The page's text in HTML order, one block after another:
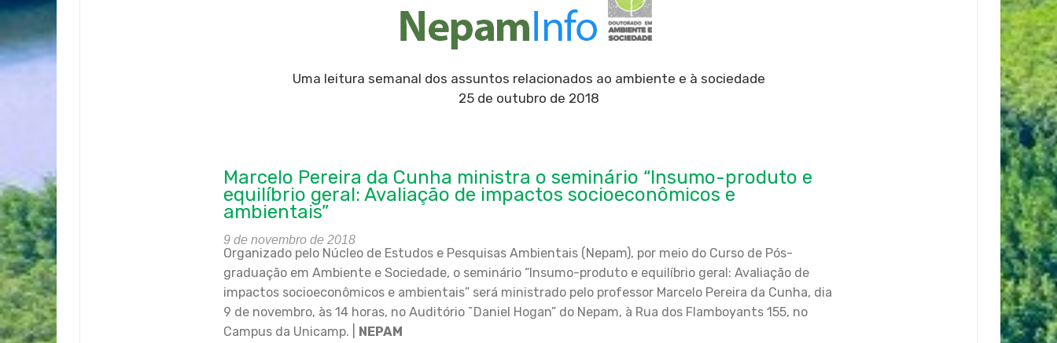
Uma leitura semanal dos assuntos relacionados ao ambiente e à sociedade
25 de outubro de 2018
Marcelo Pereira da Cunha ministra o seminário “Insumo-produto e
equilíbrio geral: Avaliação de impactos socioeconômicos e
ambientais”
9 de novembro de 2018
Organizado pelo Núcleo de Estudos e Pesquisas Ambientais (Nepam), por meio do Curso de Pós-
graduação em Ambiente e Sociedade, o seminário “Insumo-produto e equilíbrio geral: Avaliação de
impactos socioeconômicos e ambientais” será ministrado pelo professor Marcelo Pereira da Cunha, dia
9 de novembro, às 14 horas, no Auditório ˜Daniel Hogan” do Nepam, à Rua dos Flamboyants 155, no
Campus da Unicamp. | NEPAM